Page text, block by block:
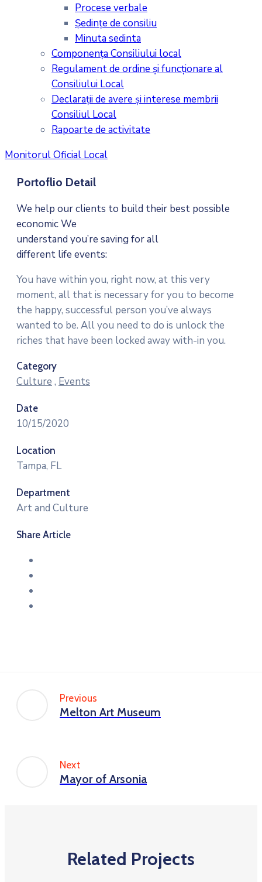
Procese verbale
Ședințe de consiliu
Minuta sedinta
Componența Consiliului local
Regulament de ordine și funcționare al
Consiliului Local
Declarații de avere și interese membrii
Consiliul Local
Rapoarte de activitate
Monitorul Oficial Local
Portoflio Detail
We help our clients to build their best possible
economic We
understand you’re saving for all
different life events:
You have within you, right now, at this very
moment, all that is necessary for you to become
the happy, successful person you’ve always
wanted to be. All you need to do is unlock the
riches that have been locked away with-in you.
Category
Culture , Events
Date
10/15/2020
Location
Tampa, FL
Department
Art and Culture
Share Article
Previous
Melton Art Museum
Next
Mayor of Arsonia
Related Projects